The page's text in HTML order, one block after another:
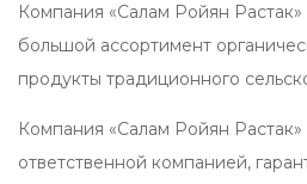
Компания «Салам Ройян Растак»
большой ассортимент
продукты традиционного
Компания «Салам Ройян Растак»
ответственной компанией,